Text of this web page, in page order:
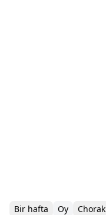
Bir hafta Oy Chorak